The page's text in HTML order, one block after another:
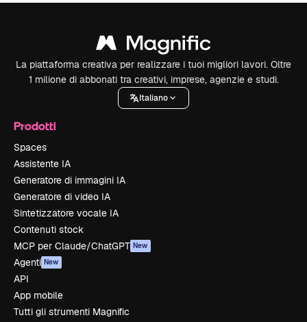
La piattaforma creativa per realizzare i tuoi migliori lavori. Oltre
1 milione di abbonati tra creativi, imprese, agenzie e studi.
Italiano
Prodotti
Spaces
Assistente IA
Generatore di immagini IA
Generatore di video IA
Sintetizzatore vocale IA
Contenuti stock
MCP per Claude/ChatGPT New
Agenti New
API
App mobile
Tutti gli strumenti Magnific